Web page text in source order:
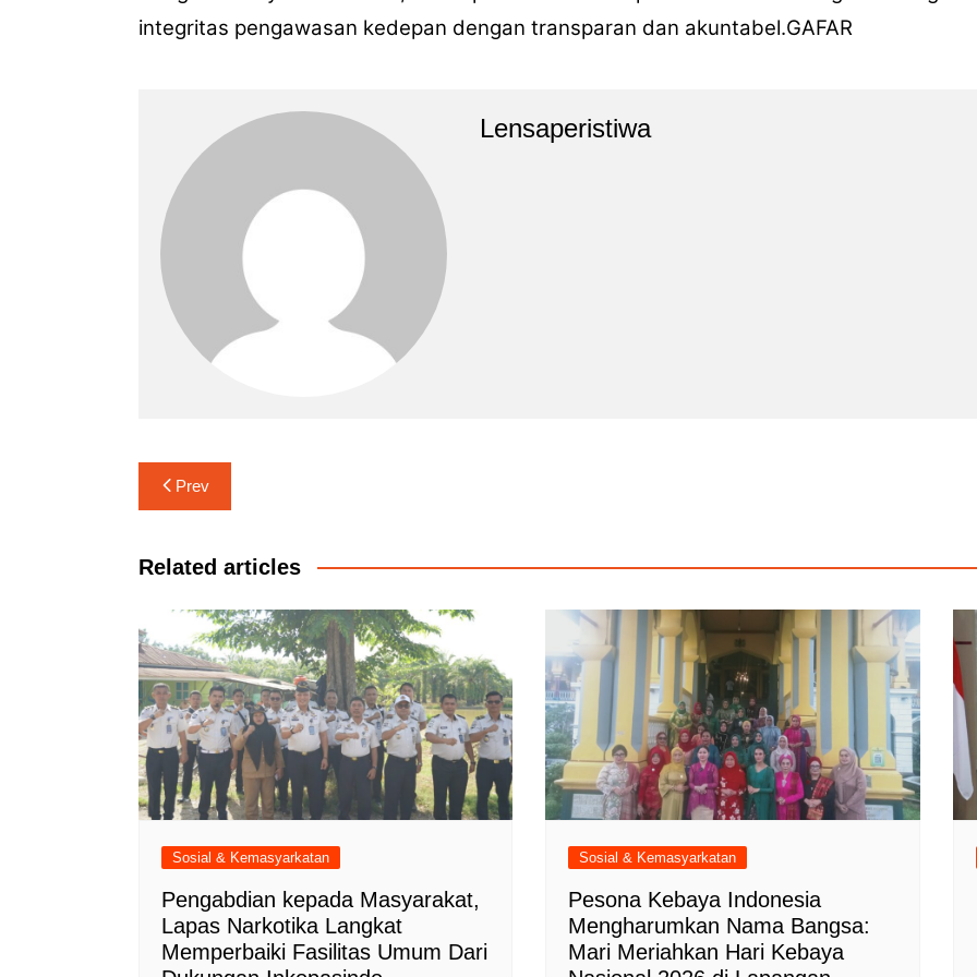
integritas pengawasan kedepan dengan transparan dan akuntabel.GAFAR
Lensaperistiwa
Navigasi
pos
Prev
Related articles
Sosial & Kemasyarkatan
Pengabdian kepada Masyarakat,
Lapas Narkotika Langkat
Memperbaiki Fasilitas Umum Dari
Sosial & Kemasyarkatan
Pesona Kebaya Indonesia
Mengharumkan Nama Bangsa:
Mari Meriahkan Hari Kebaya